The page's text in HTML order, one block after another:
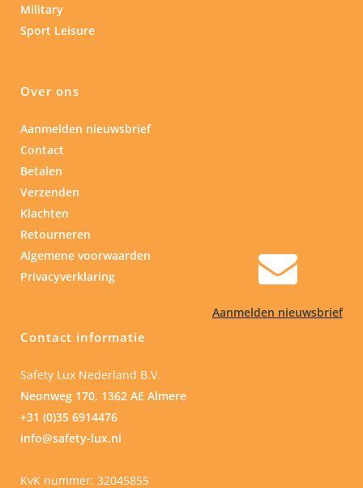
Aanmelden nieuwsbrief
Military
Sport Leisure
Over ons
Aanmelden nieuwsbrief
Contact
Betalen
Verzenden
Klachten
Retourneren
Algemene voorwaarden
Privacyverklaring
Contact informatie
Safety Lux Nederland B.V.
Neonweg 170, 1362 AE Almere
+31 (0)35 6914476
info@safety-lux.nl
KvK nummer: 32045855